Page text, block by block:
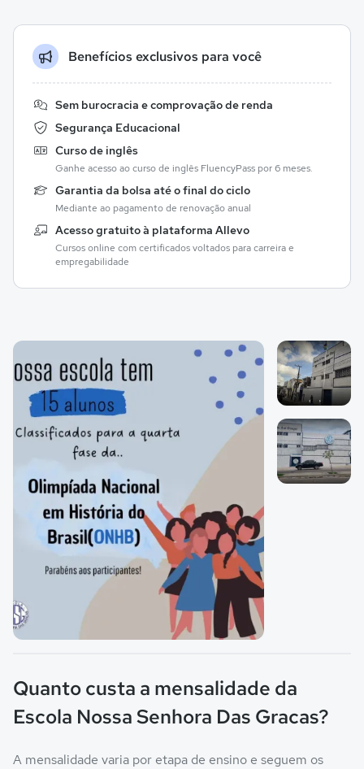
Benefícios exclusivos para você
Sem burocracia e comprovação de renda
Segurança Educacional
Curso de inglês
Ganhe acesso ao curso de inglês FluencyPass por 6 meses.
Garantia da bolsa até o final do ciclo
Mediante ao pagamento de renovação anual
Acesso gratuito à plataforma Allevo
Cursos online com certificados voltados para carreira e
empregabilidade
Galeria de imagem
Imagem 1
Quanto custa a mensalidade da
Escola Nossa Senhora Das Gracas?
A mensalidade varia por etapa de ensino e seguem os